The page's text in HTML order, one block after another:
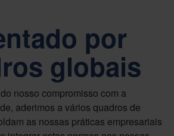
por
globais
nosso compromisso com a
aderimos a vários quadros de
as nossas práticas empresariais